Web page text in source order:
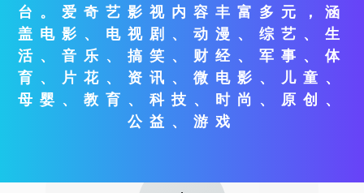
台。爱奇艺影视内容丰富多元，涵
盖电影、电视剧、动漫、综艺、生
活、音乐、搞笑、财经、军事、体
育、片花、资讯、微电影、儿童、
母婴、教育、科技、时尚、原创、
公益、游戏